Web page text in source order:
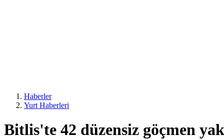
Haberler
Yurt Haberleri
Bitlis'te 42 düzensiz göçmen